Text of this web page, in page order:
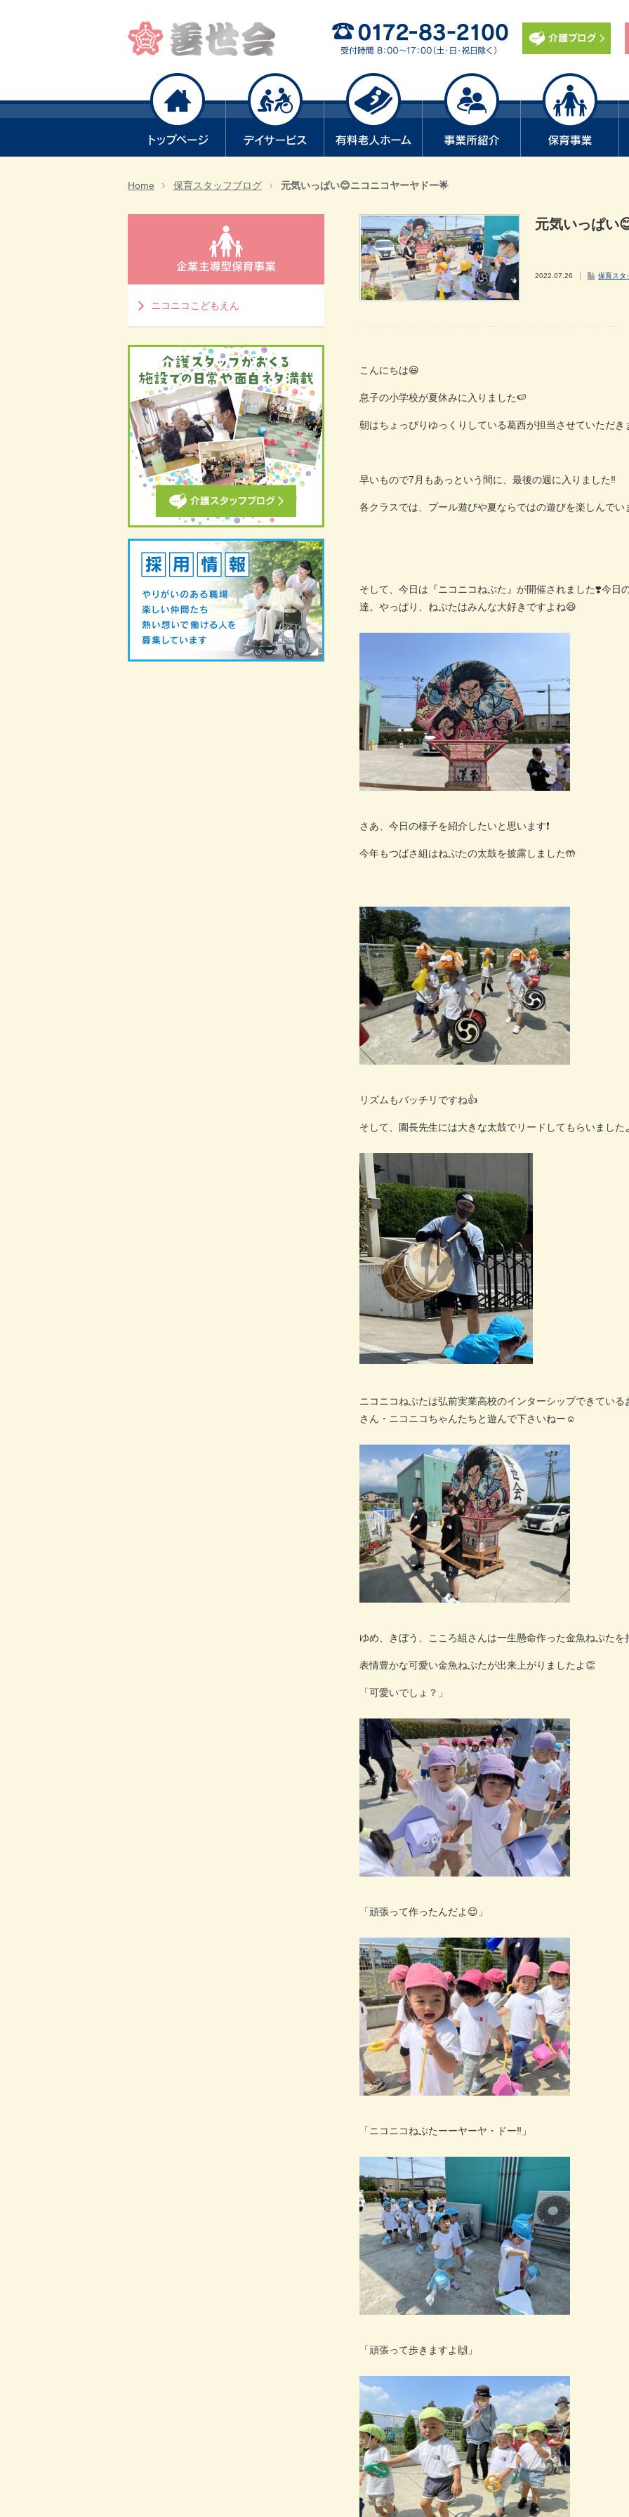
Home 保育スタッフブログ 元気いっぱい😊ニコニコヤーヤドー🌟
元気いっぱい
2022.07.26 保育スタ
こんにちは😃
息子の小学校が夏休みに入りました🍉
朝はちょっぴりゆっくりしている葛西が担当させていただき
早いもので7 月もあっという間に、最後の週に入りました‼️
各クラスでは、プール遊びや夏ならではの遊びを楽しんでい
そして、今日は『ニコニコねぷた』が開催されました❣️今日
達。やっぱり、ねぷたはみんな大好きですよね😆
さあ、今日の様子を紹介したいと思います❗️
今年もつばさ組はねぷたの太鼓を披露しました🤲
リズムもバッチリですね👍
そして、園長先生には大きな太鼓でリードしてもらいました
ニコニコねぷたは弘前実業高校のインターシップできてい
さん・ニコニコちゃんたちと遊んで下さいねー ☺️
ゆめ、きぼう、こころ組さんは一生懸命作った金魚ねぷたを
表情豊かな可愛い金魚ねぷたが出来上がりましたよ 👏
「可愛いでしょ？」
「頑張って作ったんだよ 😌 」
「ニコニコねぷたーーヤーヤ・ドー‼️ 」
「頑張って歩きますよ 🙌 」
ニコニコこどもえん